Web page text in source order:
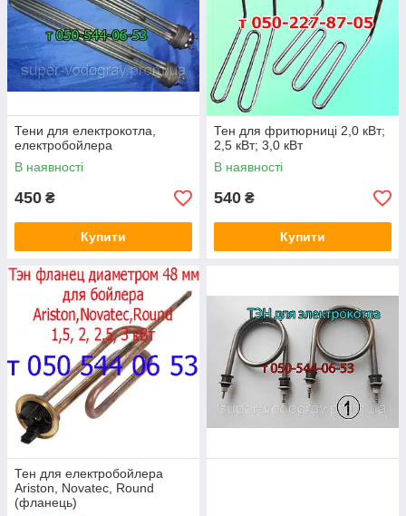
Тени для електрокотла,
електробойлера
В наявності
450 ₴
Купити
Тен для фритюрниці 2,0 кВт;
2,5 кВт; 3,0 кВт
В наявності
540 ₴
Купити
Тен для електробойлера
Ariston, Novatec, Round
(фланець)